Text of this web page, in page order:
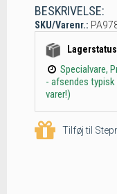
BESKRIVELSE:
SKU/Varenr.:
Specialvare,
- afsendes
varer!)
Tilføj til